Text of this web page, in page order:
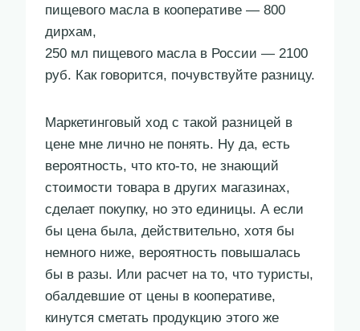
пищевого масла в кооперативе — 800
дирхам,
250 мл пищевого масла в России — 2100
руб. Как говорится, почувствуйте разницу.
Маркетинговый ход с такой разницей в
цене мне лично не понять. Ну да, есть
вероятность, что кто-то, не знающий
стоимости товара в других магазинах,
сделает покупку, но это единицы. А если
бы цена была, действительно, хотя бы
немного ниже, вероятность повышалась
бы в разы. Или расчет на то, что туристы,
обалдевшие от цены в кооперативе,
кинутся сметать продукцию этого же